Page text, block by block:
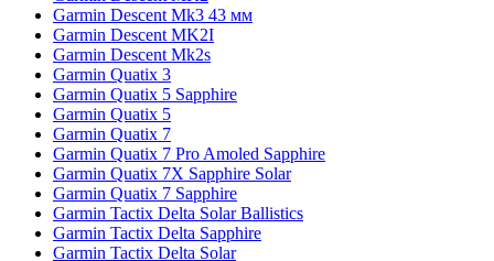
Garmin Descent Mk3 43 мм
Garmin Descent MK2I
Garmin Descent Mk2s
Garmin Quatix 3
Garmin Quatix 5 Sapphire
Garmin Quatix 5
Garmin Quatix 7
Garmin Quatix 7 Pro Amoled Sapphire
Garmin Quatix 7X Sapphire Solar
Garmin Quatix 7 Sapphire
Garmin Tactix Delta Solar Ballistics
Garmin Tactix Delta Sapphire
Garmin Tactix Delta Solar